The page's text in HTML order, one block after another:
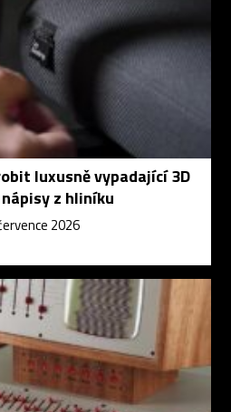
luxusně vypadající 3D
z hliníku
2026